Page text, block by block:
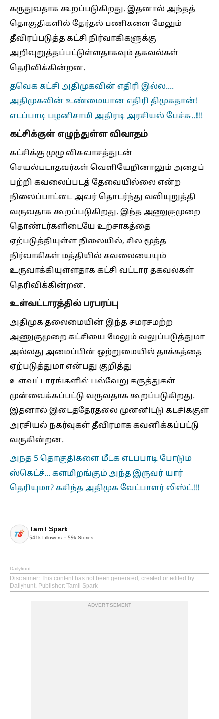
கருதுவதாக கூறப்படுகிறது. இதனால் அந்தத்
தொகுதிகளில் தேர்தல் பணிகளை மேலும்
தீவிரப்படுத்த கட்சி நிர்வாகிகளுக்கு
அறிவுறுத்தப்பட்டுள்ளதாகவும் தகவல்கள்
தெரிவிக்கின்றன.
தவெக கட்சி அதிமுகவின் எதிரி இல்ல....
அதிமுகவின் உண்மையான எதிரி திமுகதான்!
எடப்பாடி பழனிசாமி அதிரடி அரசியல் பேச்சு..!!!!
கட்சிக்குள் எழுந்துள்ள விவாதம்
கட்சிக்கு முழு விசுவாசத்துடன்
செயல்படாதவர்கள் வெளியேறினாலும் அதைப்
பற்றி கவலைப்படத் தேவையில்லை என்ற
நிலைப்பாட்டை அவர் தொடர்ந்து வலியுறுத்தி
வருவதாக கூறப்படுகிறது. இந்த அணுகுமுறை
தொண்டர்களிடையே உற்சாகத்தை
ஏற்படுத்தியுள்ள நிலையில், சில மூத்த
நிர்வாகிகள் மத்தியில் கவலையையும்
உருவாக்கியுள்ளதாக கட்சி வட்டார தகவல்கள்
தெரிவிக்கின்றன.
உள்வட்டாரத்தில் பரபரப்பு
அதிமுக தலைமையின் இந்த சமரசமற்ற
அணுகுமுறை கட்சியை மேலும் வலுப்படுத்துமா
அல்லது அமைப்பின் ஒற்றுமையில் தாக்கத்தை
ஏற்படுத்துமா என்பது குறித்து
உள்வட்டாரங்களில் பல்வேறு கருத்துகள்
முன்வைக்கப்பட்டு வருவதாக கூறப்படுகிறது.
இதனால் இடைத்தேர்தலை முன்னிட்டு கட்சிக்குள்
அரசியல் நகர்வுகள் தீவிரமாக கவனிக்கப்பட்டு
வருகின்றன.
அந்த 5 தொகுதிகளை மீட்க எடப்பாடி போடும்
ஸ்கெட்ச்... களமிறங்கும் அந்த இருவர் யார்
தெரியுமா? கசிந்த அதிமுக வேட்பாளர் லிஸ்ட்.!!!
Tamil Spark
541k followers 59k Stories
Dailyhunt
Disclaimer: This content has not been generated, created or edited by
Dailyhunt. Publisher: Tamil Spark
ADVERTISEMENT